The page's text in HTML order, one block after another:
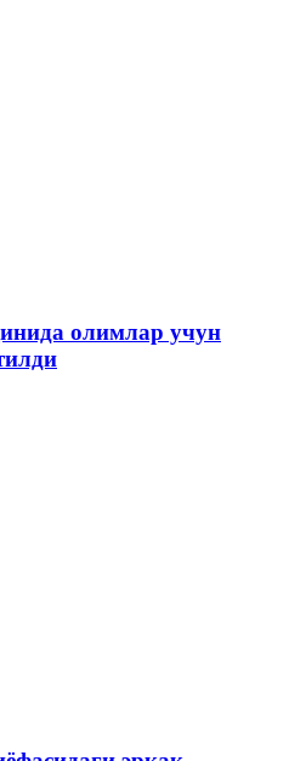
олимлар учун